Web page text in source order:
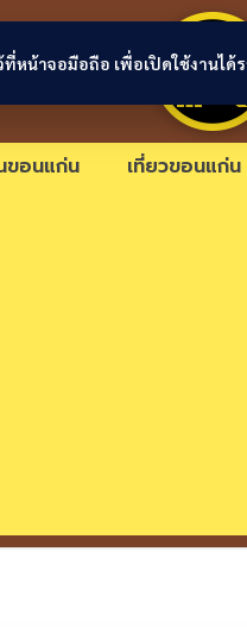
ขอนแก่น เที่ยวขอนแก่น
ที่หน้าจอมือถือ เพื่อเปิดใช้งานได้